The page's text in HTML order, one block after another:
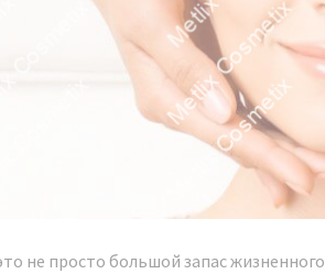
не просто большой запас